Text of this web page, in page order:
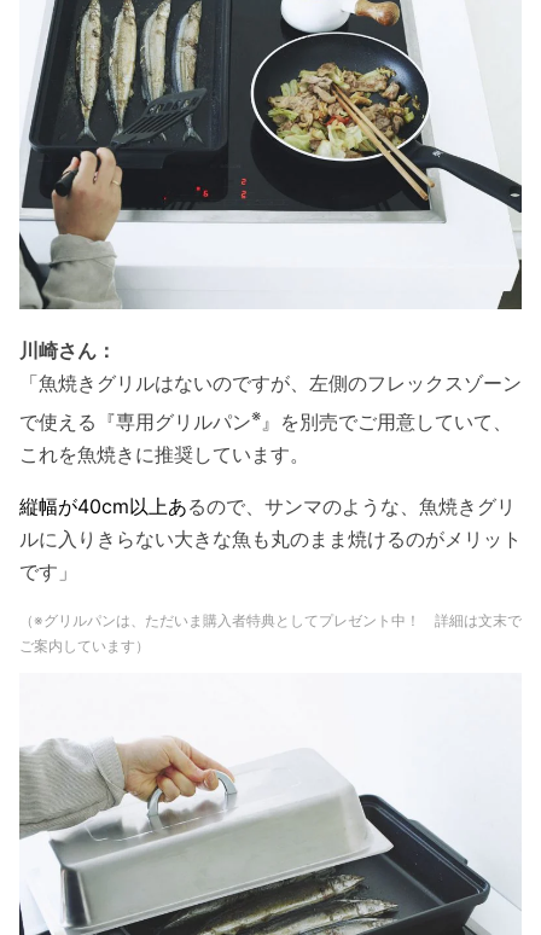
川崎さん：
「魚焼きグリルはないのですが、左側のフレックスゾーン
で使える『専用グリルパン※』を別売でご用意していて、
これを魚焼きに推奨しています。
縦幅が40cm以上あるので、サンマのような、魚焼きグリ
ルに入りきらない大きな魚も丸のまま焼けるのがメリット
です」
（※グリルパンは、ただいま購入者特典としてプレゼント中！ 詳細は文末で
ご案内しています）